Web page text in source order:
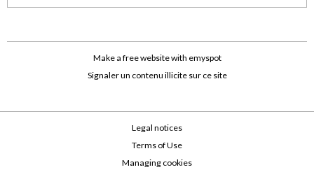
Make a free websitewith emyspot
Signaler un contenu illicite sur ce site
Legal notices
Terms of Use
Managing cookies